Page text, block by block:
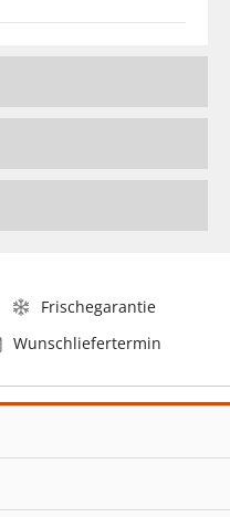
Frischegarantie
Wunschliefertermin